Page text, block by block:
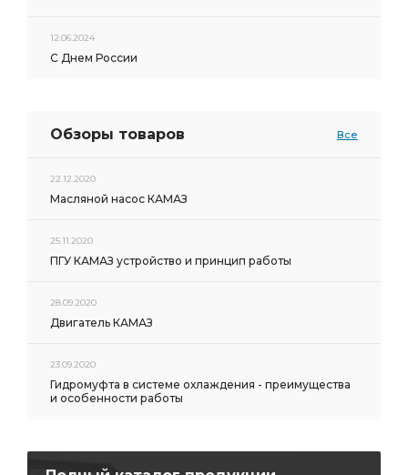
12.06.2024
С Днем России
Обзоры товаров Все
22.12.2020
Масляной насос КАМАЗ
25.11.2020
ПГУ КАМАЗ устройство и принцип работы
28.09.2020
Двигатель КАМАЗ
23.09.2020
Гидромуфта в системе охлаждения - преимущества
и особенности работы